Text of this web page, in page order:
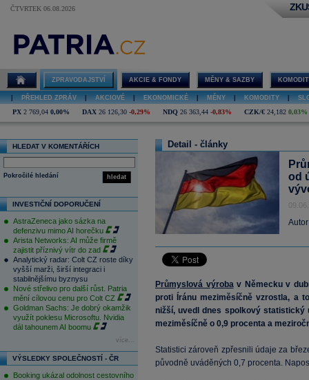
ČTVRTEK 06.08.2026
ZPRAVODAJSTVÍ AKCIE & FONDY MĚNY & SAZBY
PŘEHLED ZPRÁV AKCIOVÉ EKONOMICKÉ MĚNY KOMODITY
PX 2 769,04 0,00% DAX 26 126,30 -0,29% NDQ 26 363,44 -0,83% CZK/€ 24,182 0,03%
HLEDAT V KOMENTÁŘÍCH
hledat
Pokročilé hledání
INVESTIČNÍ DOPORUČENÍ
AstraZeneca jako sázka na
defenzivu mimo AI horečku
Arista Networks: AI může firmě
zajistit příznivý vítr do zad
Analytický radar: Colt CZ roste díky
vyšší marži, širší integraci i
stabilnějšímu byznysu
Nové střelivo pro další růst. Patria
mění cílovou cenu pro Colt CZ
Goldman Sachs: Je dobrý okamžik
využít poklesu Microsoftu. Nvidia
dál tahounem AI boomu
více...
VÝSLEDKY SPOLEČNOSTÍ - ČR
Booking ukázal odolnost cestovního
Detail - články
od
Průmyslová výrobav Německu v
proti Íránu meziměsíčně vzrostla, a
nižší, uvedl dnes spolkový statistický
meziměsíčně o 0,9 procenta a
Statistici zároveň zpřesnili údaje za
původně uváděných 0,7 procenta.